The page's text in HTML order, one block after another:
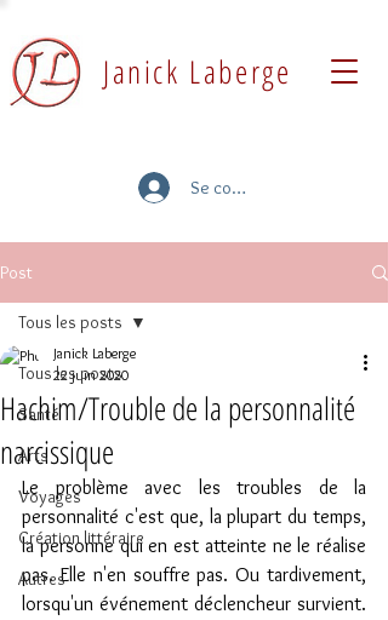
Janick Laberge
Se connecter
Post
Tous les posts
Santé
Arts
Voyages
Création littéraire
Autres
Tous les posts
Hachim/Trouble de la personnalité
narcissique
Janick Laberge
22 juin 2020
Le problème avec les troubles de la
personnalité c'est que, la plupart du temps,
la personne qui en est atteinte ne le réalise
pas. Elle n'en souffre pas. Ou tardivement,
lorsqu'un événement déclencheur survient.